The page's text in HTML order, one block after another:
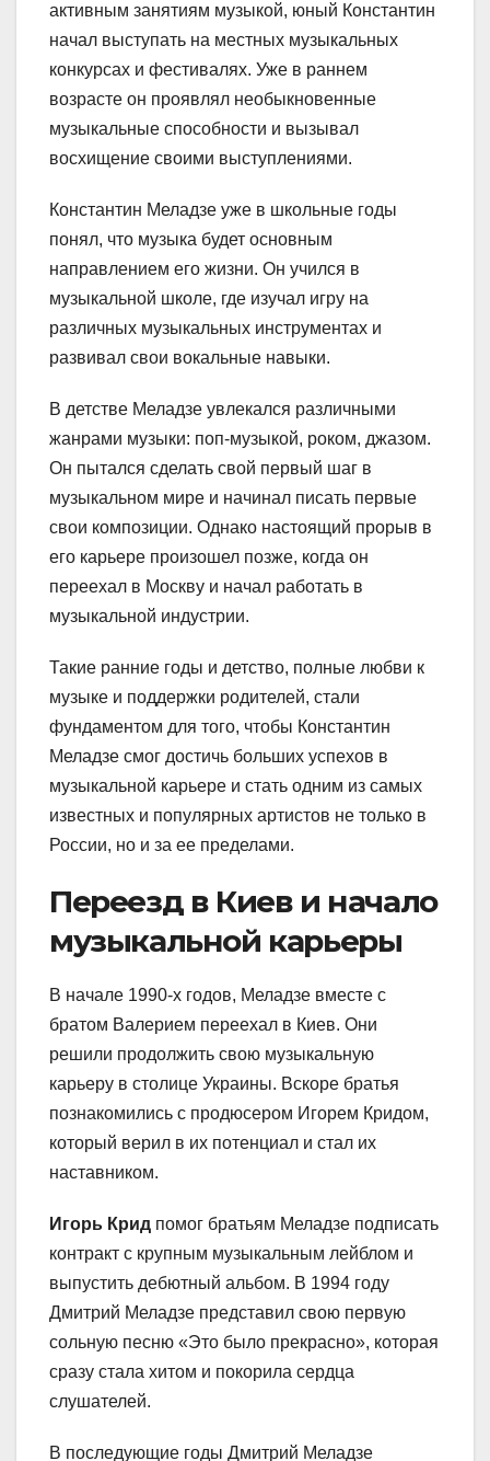
активным занятиям музыкой, юный Константин
начал выступать на местных музыкальных
конкурсах и фестивалях. Уже в раннем
возрасте он проявлял необыкновенные
музыкальные способности и вызывал
восхищение своими выступлениями.
Константин Меладзе уже в школьные годы
понял, что музыка будет основным
направлением его жизни. Он учился в
музыкальной школе, где изучал игру на
различных музыкальных инструментах и
развивал свои вокальные навыки.
В детстве Меладзе увлекался различными
жанрами музыки: поп-музыкой, роком, джазом.
Он пытался сделать свой первый шаг в
музыкальном мире и начинал писать первые
свои композиции. Однако настоящий прорыв в
его карьере произошел позже, когда он
переехал в Москву и начал работать в
музыкальной индустрии.
Такие ранние годы и детство, полные любви к
музыке и поддержки родителей, стали
фундаментом для того, чтобы Константин
Меладзе смог достичь больших успехов в
музыкальной карьере и стать одним из самых
известных и популярных артистов не только в
России, но и за ее пределами.
Переезд в Киев и начало
музыкальной карьеры
В начале 1990-х годов, Меладзе вместе с
братом Валерием переехал в Киев. Они
решили продолжить свою музыкальную
карьеру в столице Украины. Вскоре братья
познакомились с продюсером Игорем Кридом,
который верил в их потенциал и стал их
наставником.
Игорь Крид помог братьям Меладзе подписать
контракт с крупным музыкальным лейблом и
выпустить дебютный альбом. В 1994 году
Дмитрий Меладзе представил свою первую
сольную песню «Это было прекрасно», которая
сразу стала хитом и покорила сердца
слушателей.
В последующие годы Дмитрий Меладзе